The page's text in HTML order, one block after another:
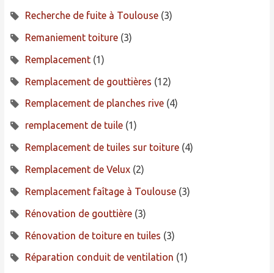
Recherche de fuite à Toulouse(3)
Remaniement toiture(3)
Remplacement(1)
Remplacement de gouttières (12)
Remplacement de planches rive(4)
remplacement de tuile(1)
Remplacement de tuiles sur toiture(4)
Remplacement de Velux(2)
Remplacement faîtage à Toulouse(3)
Rénovation de gouttière(3)
Rénovation de toiture en tuiles (3)
Réparation conduit de ventilation (1)